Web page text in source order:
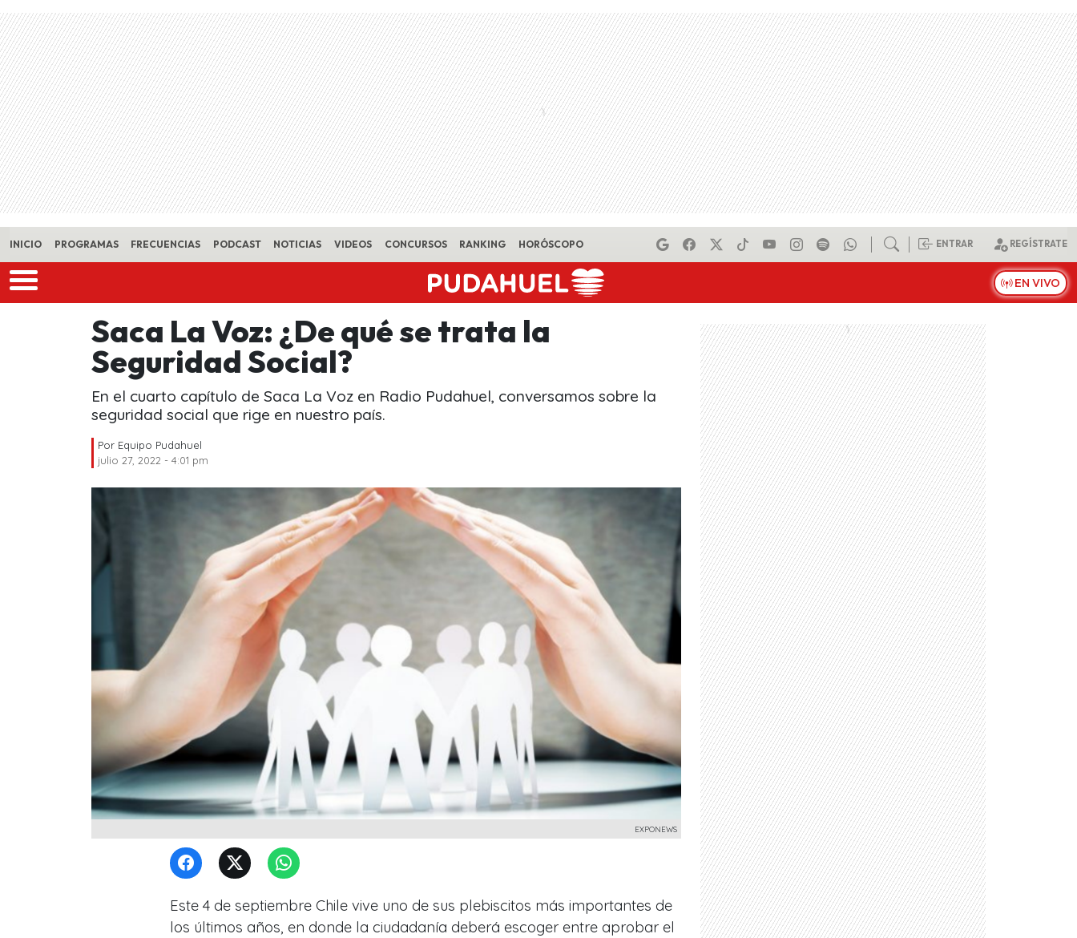
Skip to main content
INICIO PROGRAMAS FRECUENCIAS PODCAST NOTICIAS VIDEOS CONCURSOS RANKING HORÓSCOPO ENTRAR REGÍSTRATE
EN VIVO
Saca La Voz: ¿De qué se trata la
Seguridad Social?
En el cuarto capítulo de Saca La Voz en Radio Pudahuel, conversamos sobre la
seguridad social que rige en nuestro país.
Por Equipo Pudahuel
julio 27, 2022 - 4:01 pm
EXPONEWS
Este 4 de septiembre Chile vive uno de sus plebiscitos más importantes de
los últimos años, en donde la ciudadanía deberá escoger entre aprobar el